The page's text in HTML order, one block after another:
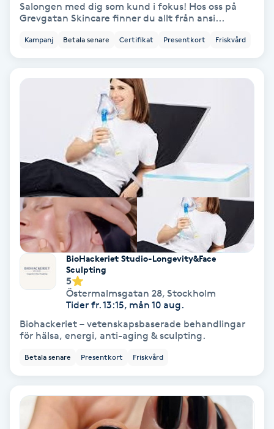
Fransförlängning Megavolym
Fransförlängning Volym
Fransk manikyr
Fransrengöring
Frekvensterapi
Friskvårdsmassage
Frisör
Funktionsanalys
Salongen med dig som kund i fokus! Hos oss på
Grevgatan Skincare finner du allt från ansi...
Kampanj Betala senare Certifikat Presentkort Friskvård
BioHackeriet Studio-Longevity&Face
Sculpting
5
Östermalmsgatan 28, Stockholm
Tider fr. 13:15, mån 10 aug.
Biohackeriet – vetenskapsbaserade behandlingar
för hälsa, energi, anti-aging & sculpting.
Betala senare Presentkort Friskvård